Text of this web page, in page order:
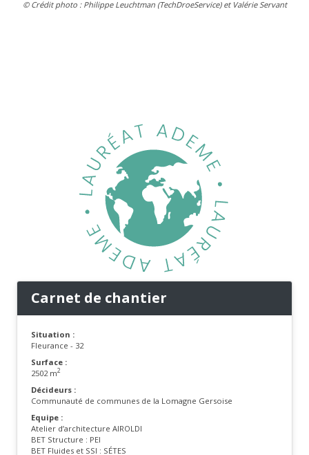
Carnet de chantier
Situation :
Fleurance - 32
Surface :
2502 m2
Décideurs :
Communauté de communes de la Lomagne Gersoise
Equipe :
Atelier d’architecture AIROLDI
BET Structure : PEI
BET Fluides et SSI : SÉTES
© Crédit photo : Philippe Leuchtman (TechDroeService) et Valérie Servant